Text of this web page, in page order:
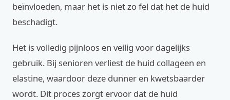
beïnvloeden, maar het is niet zo fel dat het de huid
beschadigt.
Het is volledig pijnloos en veilig voor dagelijks
gebruik. Bij senioren verliest de huid collageen en
elastine, waardoor deze dunner en kwetsbaarder
wordt. Dit proces zorgt ervoor dat de huid